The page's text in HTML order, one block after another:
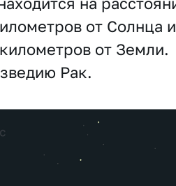
от Солнца и
от Земли.
Рак.